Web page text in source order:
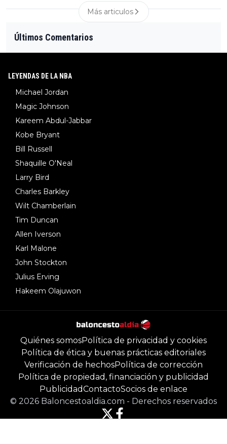
Más articulos
Últimos Comentarios
LEYENDAS DE LA NBA
Michael Jordan
Magic Johnson
Kareem Abdul-Jabbar
Kobe Bryant
Bill Russell
Shaquille O'Neal
Larry Bird
Charles Barkley
Wilt Chamberlain
Tim Duncan
Allen Iverson
Karl Malone
John Stockton
Julius Erving
Hakeem Olajuwon
Quiénes somosPolítica de privacidad y cookies
Política de ética y buenas prácticas editoriales
Verificación de hechosPolítica de corrección
Política de propiedad, financiación y publicidad
PublicidadContactoSocios de enlace
© 2026 Baloncestoaldia.com - Derechos reservados